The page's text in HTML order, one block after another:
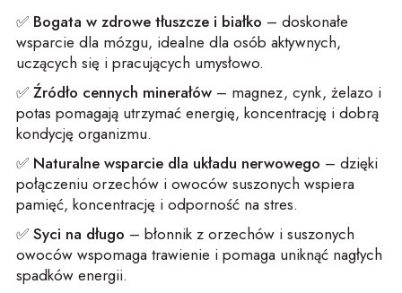
✅ Bogata w zdrowe tłuszcze i białko – doskonałe
wsparcie dla mózgu, idealne dla osób aktywnych,
uczących się i pracujących umysłowo.
✅ Źródło cennych minerałów – magnez, cynk, żelazo i
potas pomagają utrzymać energię, koncentrację i dobrą
kondycję organizmu.
✅ Naturalne wsparcie dla układu nerwowego – dzięki
połączeniu orzechów i owoców suszonych wspiera
pamięć, koncentrację i odporność na stres.
✅ Syci na długo – błonnik z orzechów i suszonych
owoców wspomaga trawienie i pomaga uniknąć nagłych
spadków energii.